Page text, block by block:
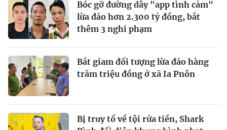
Bóc gỡ đường dây "app tình cảm"
lừa đảo hơn 2.300 tỷ đồng, bắt
thêm 3 nghi phạm
Bắt giam đối tượng lừa đảo hàng
trăm triệu đồng ở xã Ia Pnôn
Bị truy tố về tội rửa tiền, Shark